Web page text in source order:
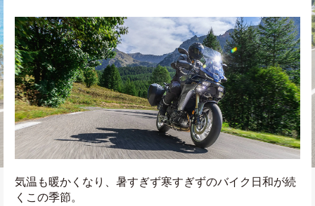
気温も暖かくなり、暑すぎず寒すぎずのバイク日和が続
くこの季節。